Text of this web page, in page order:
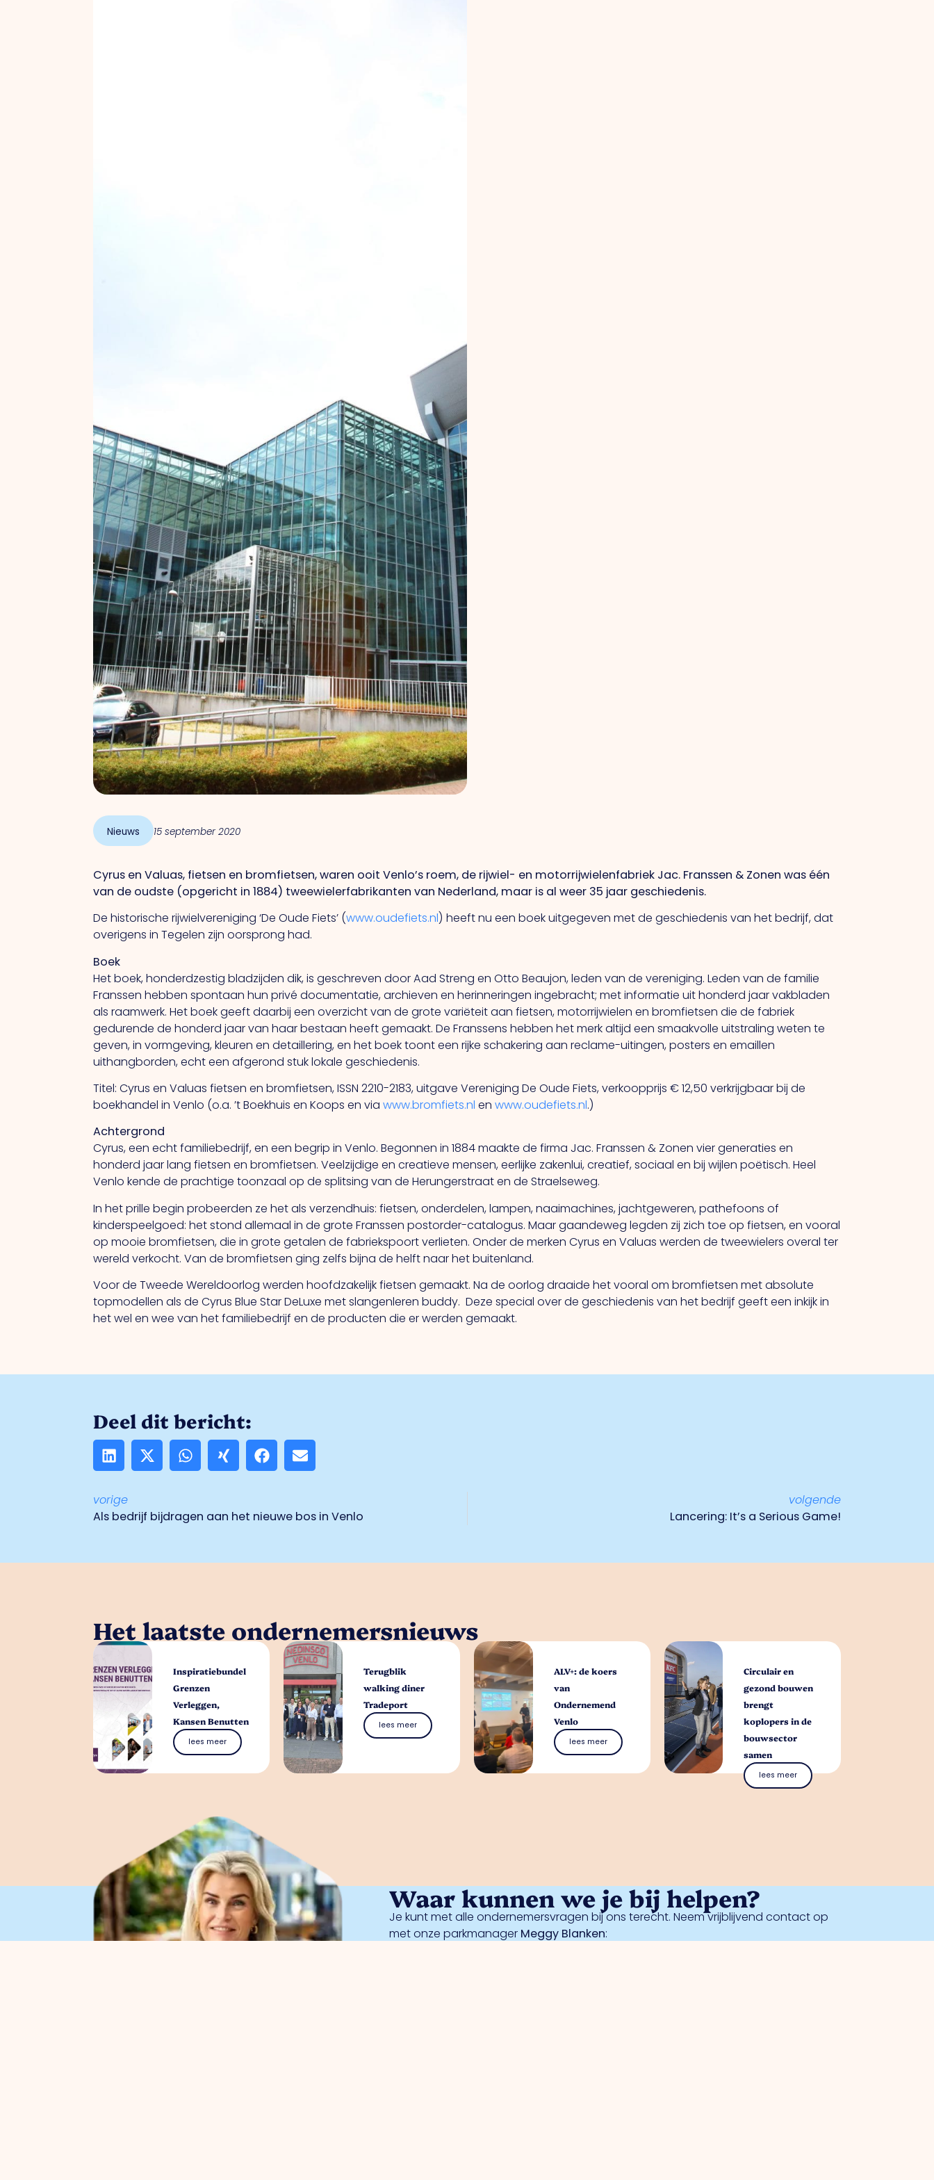
Nieuws 15 september 2020
Cyrus en Valuas, fietsen en bromfietsen, waren ooit Venlo’s roem, de rijwiel- en motorrijwielenfabriek Jac. Franssen & Zonen was één
van de oudste (opgericht in 1884) tweewielerfabrikanten van Nederland, maar is al weer 35 jaar geschiedenis.
De historische rijwielvereniging ‘De Oude Fiets’ (www.oudefiets.nl) heeft nu een boek uitgegeven met de geschiedenis van het bedrijf, dat
overigens in Tegelen zijn oorsprong had.
Boek
Het boek, honderdzestig bladzijden dik, is geschreven door Aad Streng en Otto Beaujon, leden van de vereniging. Leden van de familie
Franssen hebben spontaan hun privé documentatie, archieven en herinneringen ingebracht; met informatie uit honderd jaar vakbladen
als raamwerk. Het boek geeft daarbij een overzicht van de grote variëteit aan fietsen, motorrijwielen en bromfietsen die de fabriek
gedurende de honderd jaar van haar bestaan heeft gemaakt. De Franssens hebben het merk altijd een smaakvolle uitstraling weten te
geven, in vormgeving, kleuren en detaillering, en het boek toont een rijke schakering aan reclame-uitingen, posters en emaillen
uithangborden, echt een afgerond stuk lokale geschiedenis.
Titel: Cyrus en Valuas fietsen en bromfietsen, ISSN 2210-2183, uitgave Vereniging De Oude Fiets, verkoopprijs € 12,50 verkrijgbaar bij de
boekhandel in Venlo (o.a. ’t Boekhuis en Koops en viawww.bromfiets.nlenwww.oudefiets.nl.)
Achtergrond
Cyrus, een echt familiebedrijf, en een begrip in Venlo. Begonnen in 1884 maakte de firma Jac. Franssen & Zonen vier generaties en
honderd jaar lang fietsen en bromfietsen. Veelzijdige en creatieve mensen, eerlijke zakenlui, creatief, sociaal en bij wijlen poëtisch. Heel
Venlo kende de prachtige toonzaal op de splitsing van de Herungerstraat en de Straelseweg.
In het prille begin probeerden ze het als verzendhuis: fietsen, onderdelen, lampen, naaimachines, jachtgeweren, pathefoons of
kinderspeelgoed: het stond allemaal in de grote Franssen postorder-catalogus. Maar gaandeweg legden zij zich toe op fietsen, en vooral
op mooie bromfietsen, die in grote getalen de fabriekspoort verlieten. Onder de merken Cyrus en Valuas werden de tweewielers overal ter
wereld verkocht. Van de bromfietsen ging zelfs bijna de helft naar het buitenland.
Voor de Tweede Wereldoorlog werden hoofdzakelijk fietsen gemaakt. Na de oorlog draaide het vooral om bromfietsen met absolute
topmodellen als de Cyrus Blue Star DeLuxe met slangenleren buddy. Deze special over de geschiedenis van het bedrijf geeft een inkijk in
het wel en wee van het familiebedrijf en de producten die er werden gemaakt.
Deel dit bericht:
vorige
Als bedrijf bijdragen aan het nieuwe bos in Venlo
volgende
Lancering: It’s a Serious Game!
Het laatste ondernemersnieuws
Inspiratiebundel
Grenzen
Verleggen,
Kansen Benutten
lees meer
Terugblik
walking diner
Tradeport
lees meer
ALV+: de koers
van
Ondernemend
Venlo
lees meer
Circulair en
gezond bouwen
brengt
koplopers in de
bouwsector
samen
lees meer
Waar kunnen we je bij helpen?
Je kunt met alle ondernemersvragen bij ons terecht. Neem vrijblijvend contact op
met onze parkmanager Meggy Blanken: